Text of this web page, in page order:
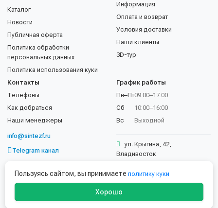
Каталог
Новости
Публичная оферта
Политика обработки
персональных данных
Политика использования куки
Информация
Оплата и возврат
Условия доставки
Наши клиенты
3D-тур
Контакты
Телефоны
Как добраться
Наши менеджеры
info@sintezf.ru
Telegram канал
График работы
Пн–Пт
Сб
Вс
09:00–17:00
10:00–16:00
Выходной
ул. Крыгина, 42,
Владивосток
Пользуясь сайтом, вы принимаете политику куки
Хорошо